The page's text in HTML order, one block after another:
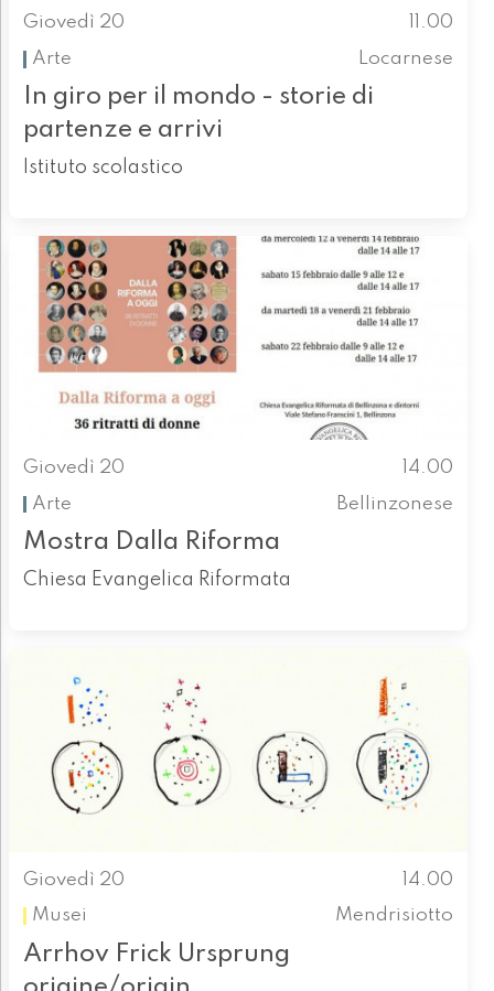
Giovedì 20
11.00
Arte
Locarnese
In giro per il mondo - storie di
partenze e arrivi
Istituto scolastico
Giovedì 20
14.00
Arte
Bellinzonese
Mostra Dalla Riforma
Chiesa Evangelica Riformata
Giovedì 20
14.00
Musei
Mendrisiotto
Arrhov Frick Ursprung